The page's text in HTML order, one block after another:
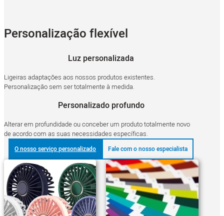
Personalização flexível
Luz personalizada
Ligeiras adaptações aos nossos produtos existentes.
Personalização sem ser totalmente à medida.
Personalizado profundo
Alterar em profundidade ou conceber um produto totalmente novo
de acordo com as suas necessidades específicas.
O nosso serviço personalizado Fale com o nosso especialista